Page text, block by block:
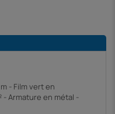
- Film vert en
- Armature en métal -